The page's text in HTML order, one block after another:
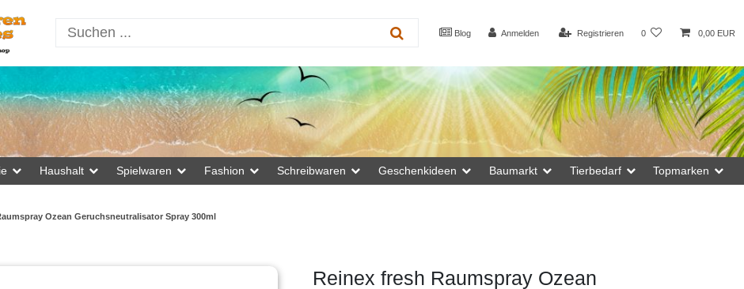
Blog Anmelden Registrieren 0 0,00 EUR
Haushalt Spielwaren Fashion Schreibwaren Geschenkideen Baumarkt Tierbedarf Topmarken
Ozean Geruchsneutralisator Spray 300ml
Reinex fresh Raumspray Ozean